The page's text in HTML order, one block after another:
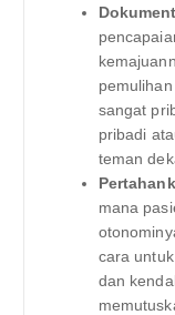
sangat
pribadi
teman
mana
cara
dan